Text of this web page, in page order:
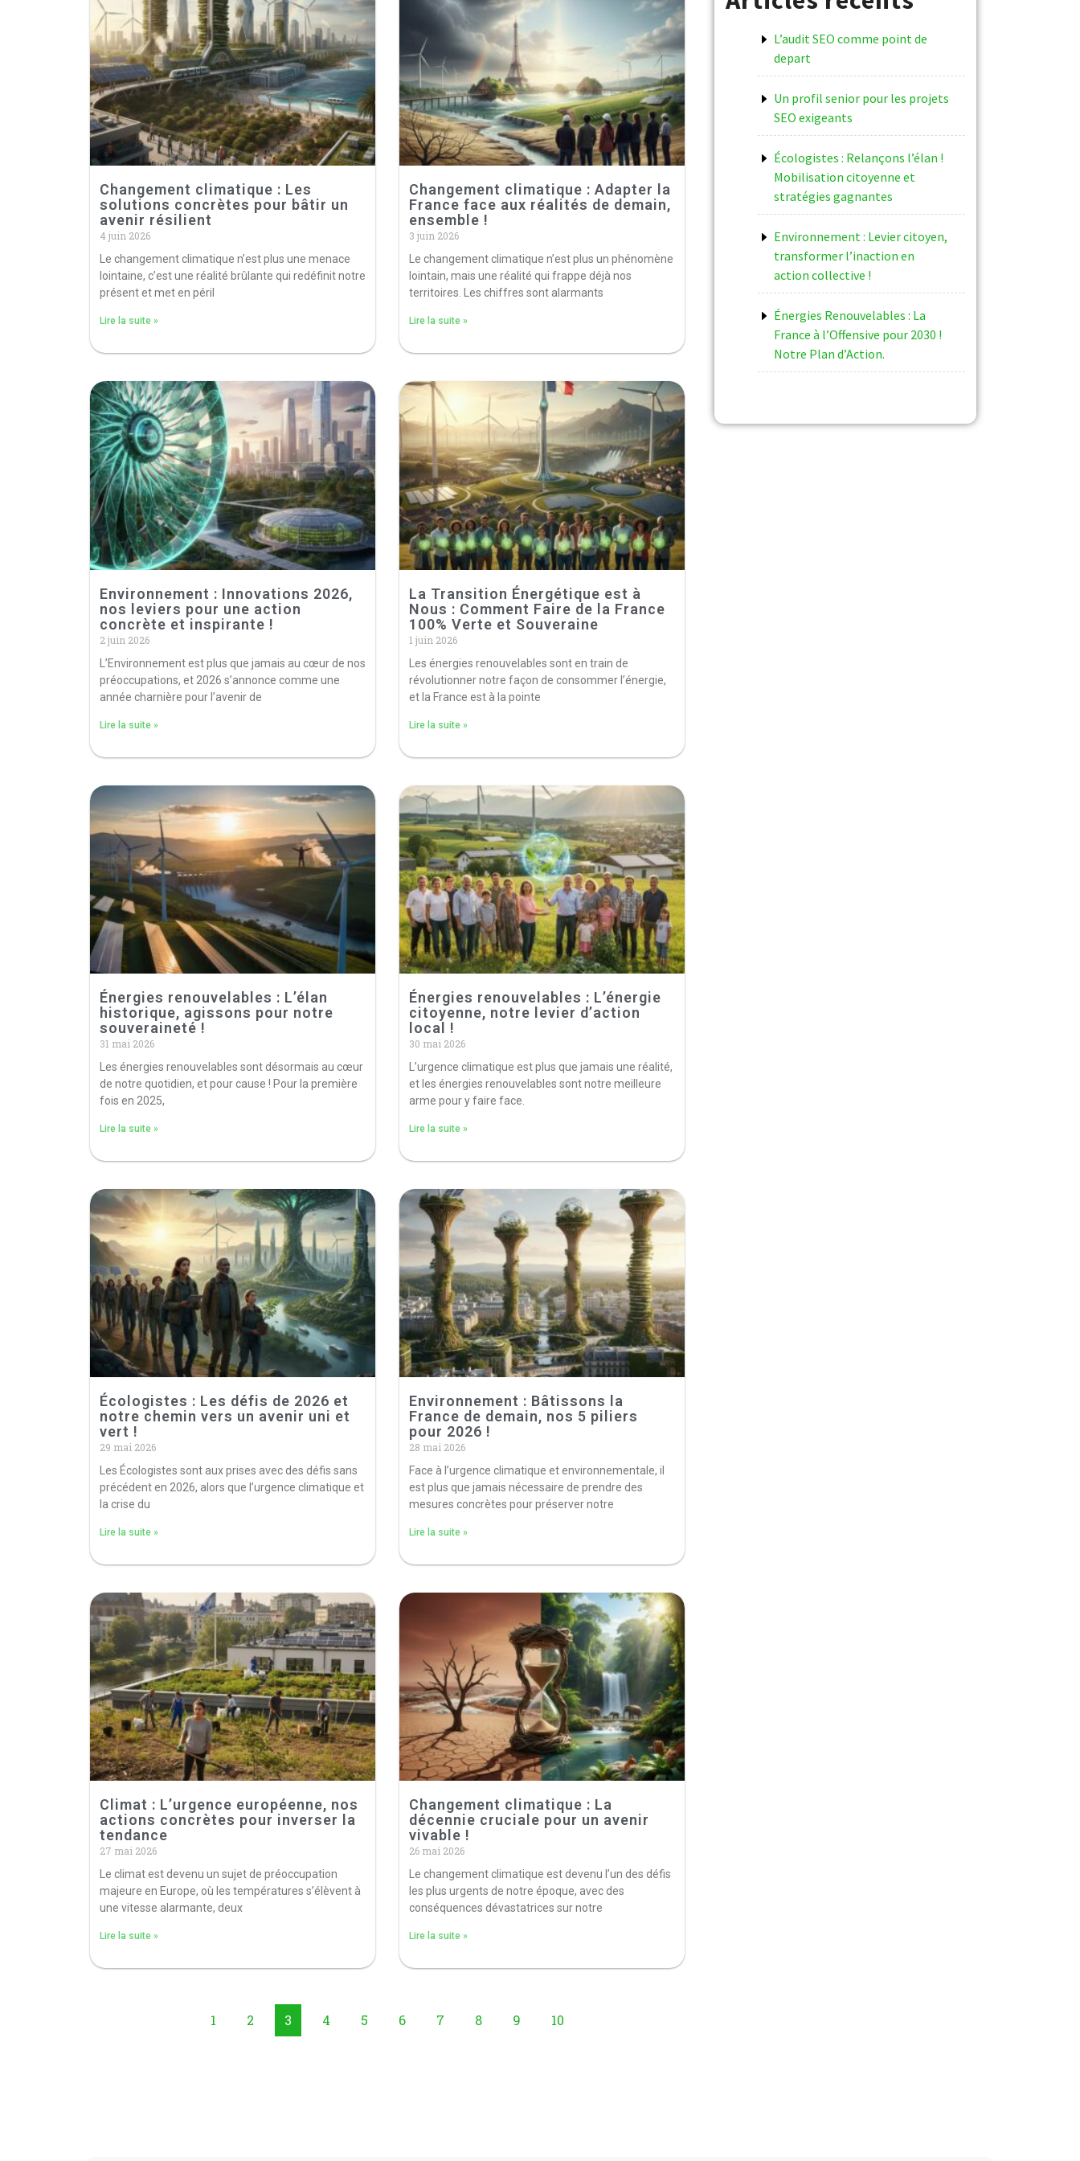
Changement climatique : Les
solutions concrètes pour bâtir un
avenir résilient
4 juin 2026
Le changement climatique n’est plus une menace
lointaine, c’est une réalité brûlante qui redéfinit notre
présent et met en péril
Lire la suite »
Changement climatique : Adapter la
France face aux réalités de demain,
ensemble !
3 juin 2026
Le changement climatique n’est plus un phénomène
lointain, mais une réalité qui frappe déjà nos
territoires. Les chiffres sont alarmants
Lire la suite »
Environnement : Innovations 2026,
nos leviers pour une action
concrète et inspirante !
2 juin 2026
L’Environnement est plus que jamais au cœur de nos
préoccupations, et 2026 s’annonce comme une
année charnière pour l’avenir de
Lire la suite »
La Transition Énergétique est à
Nous : Comment Faire de la France
100% Verte et Souveraine
1 juin 2026
Les énergies renouvelables sont en train de
révolutionner notre façon de consommer l’énergie,
et la France est à la pointe
Lire la suite »
Énergies renouvelables : L’élan
historique, agissons pour notre
souveraineté !
31 mai 2026
Les énergies renouvelables sont désormais au cœur
de notre quotidien, et pour cause ! Pour la première
fois en 2025,
Lire la suite »
Énergies renouvelables : L’énergie
citoyenne, notre levier d’action
local !
30 mai 2026
L’urgence climatique est plus que jamais une réalité,
et les énergies renouvelables sont notre meilleure
arme pour y faire face.
Lire la suite »
Écologistes : Les défis de 2026 et
notre chemin vers un avenir uni et
vert !
29 mai 2026
Les Écologistes sont aux prises avec des défis sans
précédent en 2026, alors que l’urgence climatique et
la crise du
Lire la suite »
Environnement : Bâtissons la
France de demain, nos 5 piliers
pour 2026 !
28 mai 2026
Face à l’urgence climatique et environnementale, il
est plus que jamais nécessaire de prendre des
mesures concrètes pour préserver notre
Lire la suite »
Climat : L’urgence européenne, nos
actions concrètes pour inverser la
tendance
27 mai 2026
Le climat est devenu un sujet de préoccupation
majeure en Europe, où les températures s’élèvent à
une vitesse alarmante, deux
Lire la suite »
Changement climatique : La
décennie cruciale pour un avenir
vivable !
26 mai 2026
Le changement climatique est devenu l’un des défis
les plus urgents de notre époque, avec des
conséquences dévastatrices sur notre
Lire la suite »
1 2 3 4 5 6 7 8 9 10
L’audit SEO comme point de
depart
Un profil senior pour les projets
SEO exigeants
Écologistes : Relançons l’élan !
Mobilisation citoyenne et
stratégies gagnantes
Environnement : Levier citoyen,
transformer l’inaction en
action collective !
Énergies Renouvelables : La
France à l’Offensive pour 2030 !
Notre Plan d’Action.